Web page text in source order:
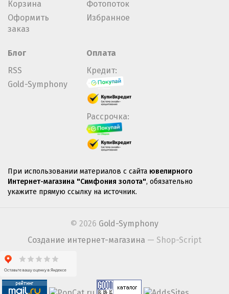
Корзина
Оформить
заказ
Фотопоток
Избранное
Блог
RSS
Gold-Symphony
Оплата
Кредит:
Рассрочка:
При использовании материалов с сайта ювелирного
Интернет-магазина "Симфония золота", обязательно
укажите прямую ссылку на источник.
© 2026 Gold-Symphony
Создание интернет-магазина — Shop-Script